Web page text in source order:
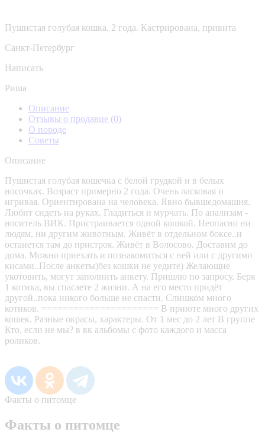
Пушистая голубая кошка. 2 года. Кастрирована, привита
Санкт-Петербург
Написать
Риша
Описание
Отзывы о продавце (0)
О породе
Советы
Описание
Пушистая голубая кошечка с белой грудкой и в белых
носочках. Возраст примерно 2 года. Очень ласковая и
игривая. Ориентирована на человека. Явно бывшедомашня.
Любит сидеть на руках. Гладиться и мурчать. По анализам -
носитель ВИК. Пристраивается одной кошкой. Неопасно ни
людям, ни другим животным. Живёт в отдельном боксе..и
останется там до пристроя. Живёт в Волосово. Доставим до
дома. Можно приехать и познакомиться с ней или с другими
кисами..После анкеты)без кошки не уедите) Желающие
укотовить, могут заполнить анкету. Пришлю по запросу. Беря
1 котика, вы спасаете 2 жизни. А на его место придёт
другой..пока никого больше не спасти. Слишком много
котиков. ====================== В приюте много других
кошек. Разные окрасы, характеры. От 1 мес до 2 лет В группе
Кто, если не мы? в вк альбомы с фото каждого и масса
роликов.
Факты о питомце
Факты о питомце